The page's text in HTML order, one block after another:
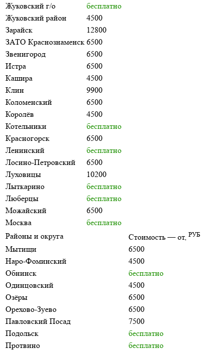
Жуковский г/о
бесплатно
Жуковский район
4500
Зарайск
12800
ЗАТО Краснознаменск 6500
Звенигород
6500
Истра
6500
Кашира
4500
Клин
9900
Коломенский
6500
Королёв
4500
Котельники
бесплатно
Красногорск
6500
Ленинский
бесплатно
Лосино-Петровский
6500
Луховицы
10200
Лыткарино
бесплатно
Люберцы
бесплатно
Можайский
6500
Москва
бесплатно
Районы и округа
Стоимость — от, РУБ
Мытищи
6500
Наро-Фоминский
4500
Обнинск
бесплатно
Одинцовский
4500
Озёры
6500
Орехово-Зуево
6500
Павловский Посад
7500
Подольск
бесплатно
Протвино
бесплатно